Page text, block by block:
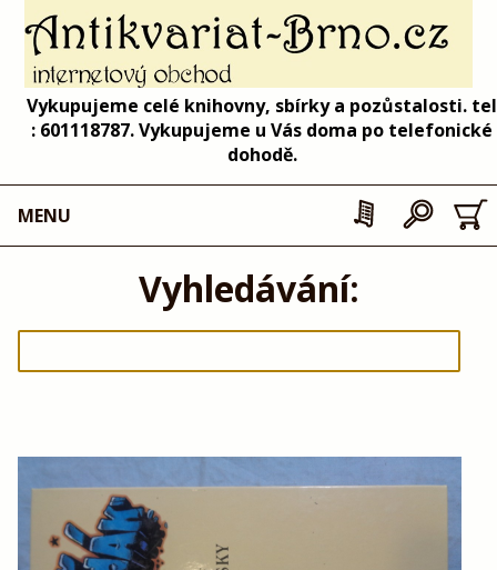
Vykupujeme celé knihovny, sbírky a pozůstalosti. tel
: 601118787. Vykupujeme u Vás doma po telefonické
dohodě.
MENU
Vyhledávání: